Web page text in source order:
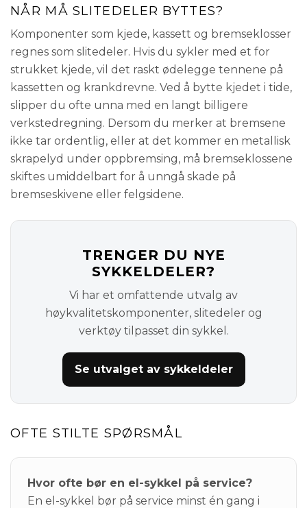
NÅR MÅ SLITEDELER BYTTES?
Komponenter som kjede, kassett og bremseklosser
regnes som slitedeler. Hvis du sykler med et for
strukket kjede, vil det raskt ødelegge tennene på
kassetten og krankdrevne. Ved å bytte kjedet i tide,
slipper du ofte unna med en langt billigere
verkstedregning. Dersom du merker at bremsene
ikke tar ordentlig, eller at det kommer en metallisk
skrapelyd under oppbremsing, må bremseklossene
skiftes umiddelbart for å unngå skade på
bremseskivene eller felgsidene.
TRENGER DU NYE
SYKKELDELER?
Vi har et omfattende utvalg av
høykvalitetskomponenter, slitedeler og
verktøy tilpasset din sykkel.
Se utvalget av sykkeldeler
OFTE STILTE SPØRSMÅL
Hvor ofte bør en el-sykkel på service?
En el-sykkel bør på service minst én gang i